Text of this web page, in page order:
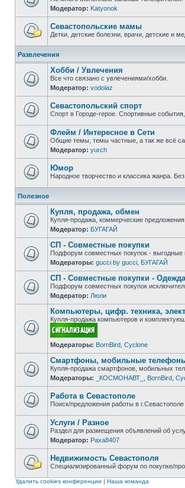
Нет
непрочитанных
сообщений
Модератор: Katyonok
непрочитанных
сообщений
Севастопольские мамы
Детки, детские болезни, врачи, детские и
Развлечения
Нет
непрочитанных
сообщений
Хобби / Увлечения
Все что связано с увлечениями/хобби.
Модератор: vodolaz
непрочитанных
сообщений
Севастопольский спорт
Спорт в Городе-герое. Спортивные
Нет
непрочитанных
сообщений
Флейм / Интересное в Cети
Общие темы, темы частные, а так же всё
Модератор: yurch
непрочитанных
сообщений
Юмор
Народное творчество и классика жанра. Без
Полезное
Нет
непрочитанных
сообщений
Купля, продажа, обмен
Купля-продажа, коммерческие предложения.
Модератор: БУГАГАЙ
Нет
непрочитанных
сообщений
СП - Совместные покупки
Подфорум совместных покупок - выгодные
Модераторы: gucci by gucci БУГАГАЙ
Нет
непрочитанных
сообщений
СП - Совместные покупки -
Подфорум совместных покупок
Модератор: Люли
Нет
непрочитанных
Компьютеры, цифр. техника,
Купля-продажа компьютеров и
Модераторы: BornBird Cyclone
Нет
непрочитанных
сообщений
Смартфоны, мобильные
Купля-продажа смартфонов, мобильных
Модераторы:
_КОСМОНАВТ_ BornBird
непрочитанных
сообщений
Работа в Севастополе
Поиск/предложения работы в
Нет
непрочитанных
сообщений
Услуги / Разное
Раздел для размещения объявлений об
Модератор: Paxa8407
непрочитанных
сообщений
Недвижимость Севастополя
Специализированный форум по покупке/
Удалить cookies конференции | Наша команда